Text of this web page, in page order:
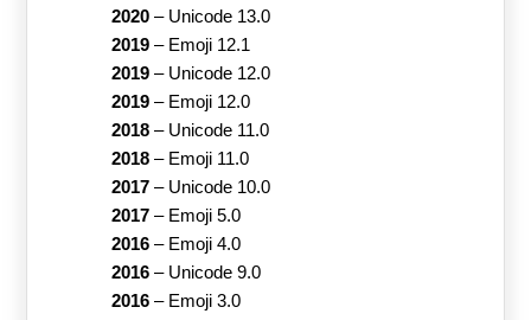
2020– Unicode 13.0
2019– Emoji 12.1
2019– Unicode 12.0
2019– Emoji 12.0
2018– Unicode 11.0
2018– Emoji 11.0
2017– Unicode 10.0
2017– Emoji 5.0
2016– Emoji 4.0
2016– Unicode 9.0
2016– Emoji 3.0